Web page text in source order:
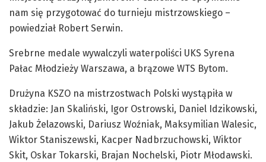
nam się przygotować do turnieju mistrzowskiego –
powiedział Robert Serwin.
Srebrne medale wywalczyli waterpoliści UKS Syrena
Pałac Młodzieży Warszawa, a brązowe WTS Bytom.
Drużyna KSZO na mistrzostwach Polski wystąpiła w
składzie: Jan Skaliński, Igor Ostrowski, Daniel Idzikowski,
Jakub Żelazowski, Dariusz Woźniak, Maksymilian Walesic,
Wiktor Staniszewski, Kacper Nadbrzuchowski, Wiktor
Skit, Oskar Tokarski, Brajan Nochelski, Piotr Młodawski.